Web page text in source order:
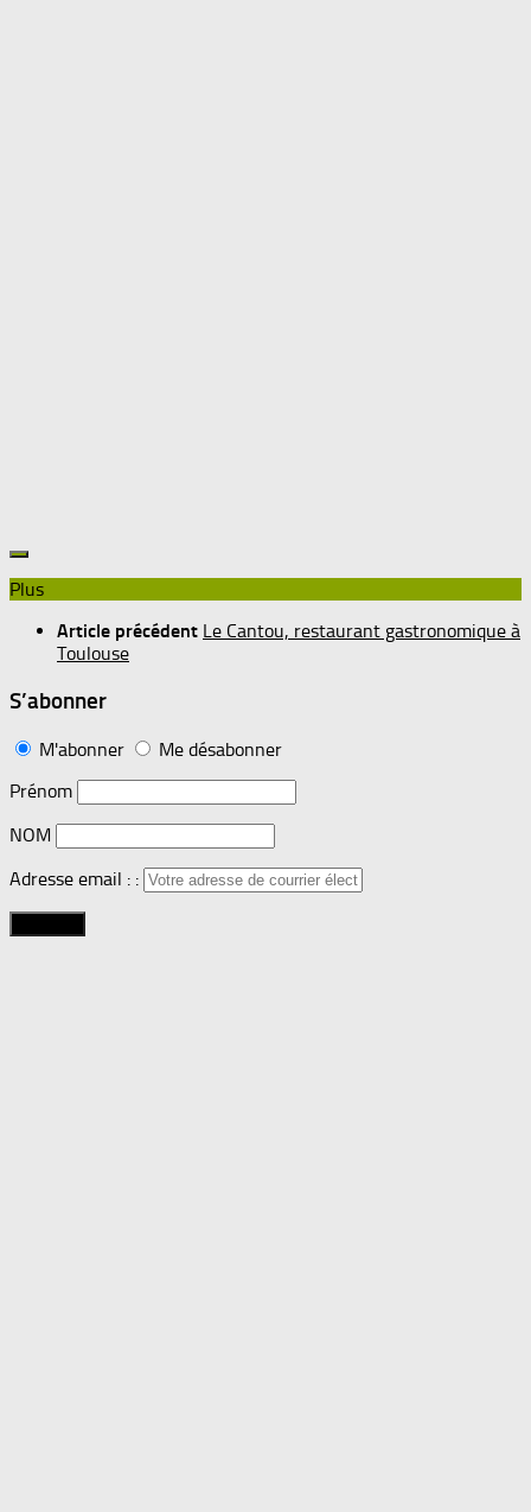
Plus
Article précédent Le Cantou, restaurant gastronomique à
Toulouse
S’abonner
M'abonner
Me désabonner
Prénom
NOM
Adresse email : :